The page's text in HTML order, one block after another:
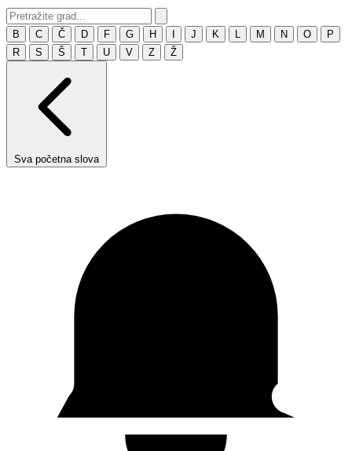
B C Č D F G H J K M N O
P
R
S Š T U V Z Ž
Sva početna slova